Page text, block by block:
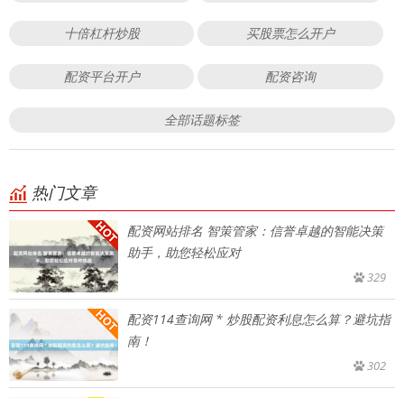
十倍杠杆炒股 买股票怎么开户
配资平台开户 配资咨询
全部话题标签
热门文章
配资网站排名 智策管家：信誉卓越的智能决策
助手，助您轻松应对
329
配资114查询网 * 炒股配资利息怎么算？避坑指
南！
302